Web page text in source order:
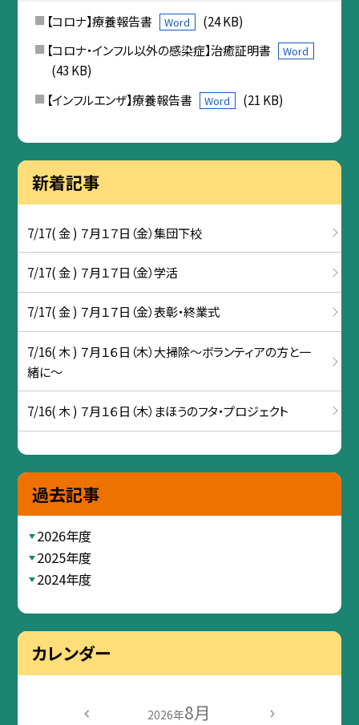
【コロナ】療養報告書 Word
(24 KB)
【コロナ・インフル以外の感染症】治癒証明書
Word
(43 KB)
【インフルエンザ】療養報告書
Word (21 KB)
新着記事
7/17( 金 ) ７月１７日（金）集団下校
7/17( 金 ) ７月１７日（金）学活
7/17( 金 ) ７月１７日（金）表彰・終業式
7/16( 木 ) ７月１６日（木）大掃除～ボランティアの方と一
緒に～
7/16( 木 ) ７月１６日（木）まほうのフタ・プロジェクト
過去記事
2026年度
2025年度
2024年度
カレンダー
2026年8月